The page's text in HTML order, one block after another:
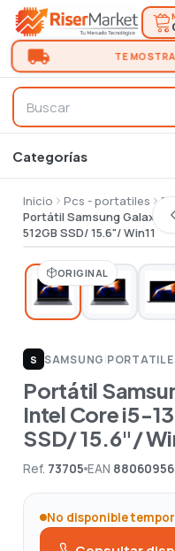
Inicio Pcs - portatiles
Portátil Samsung Galaxy
512GB SSD/ 15.6"/ Win11
ORIGINAL
S SAMSUNG|
Portátil
Intel Core i5-
SSD/ 15.6"/
Ref. 73705 EAN
No disponible